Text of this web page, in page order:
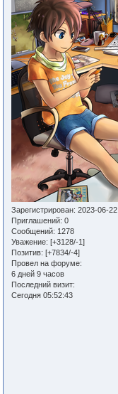
Зарегистрирован: 2023-06-22
Приглашений: 0
Сообщений: 1278
Уважение: [+3128/-1]
Позитив: [+7834/-4]
Провел на форуме:
6 дней 9 часов
Последний визит:
Сегодня 05:52:43